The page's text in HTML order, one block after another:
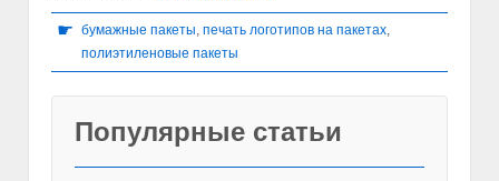
☛ бумажные пакеты, печать логотипов на пакетах,
полиэтиленовые пакеты
Популярные статьи